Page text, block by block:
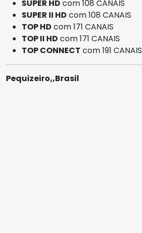
SUPER HD com 108 CANAIS
SUPER II HD com 108 CANAIS
TOP HD com 171 CANAIS
TOP II HD com 171 CANAIS
TOP CONNECT com 191 CANAIS
Pequizeiro,,Brasil